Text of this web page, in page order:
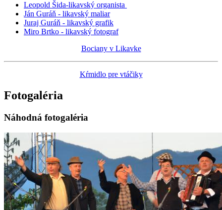
Leopold Šida-likavský organista
Ján Guráň - likavský maliar
Juraj Guráň - likavský grafik
Miro Brtko - likavský fotograf
Bociany v Likavke
Kŕmidlo pre vtáčiky
Fotogaléria
Náhodná fotogaléria